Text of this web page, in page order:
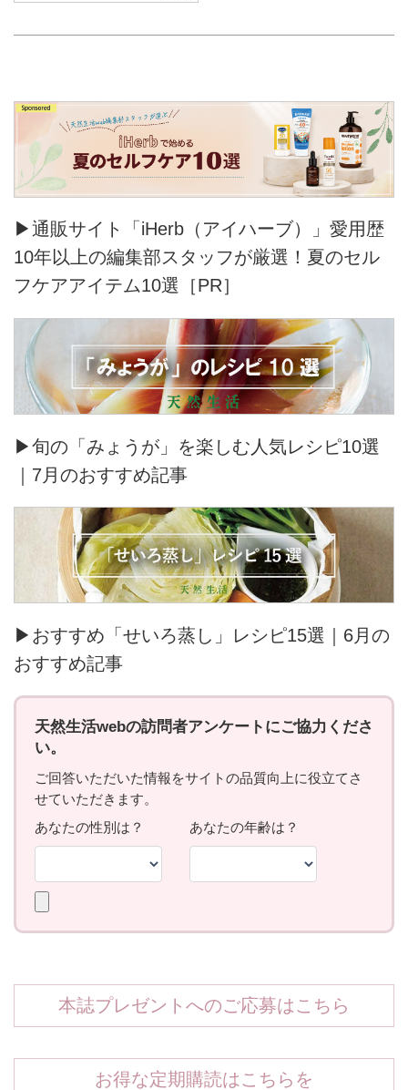
▶通販サイト「iHerb（アイハーブ）」愛用歴
10年以上の編集部スタッフが厳選！夏のセル
フケアアイテム10選［PR］
▶旬の「みょうが」を楽しむ人気レシピ10選
｜7月のおすすめ記事
▶おすすめ「せいろ蒸し」レシピ15選｜6月の
おすすめ記事
本誌プレゼントへのご応募はこちら
お得な定期購読はこちらを